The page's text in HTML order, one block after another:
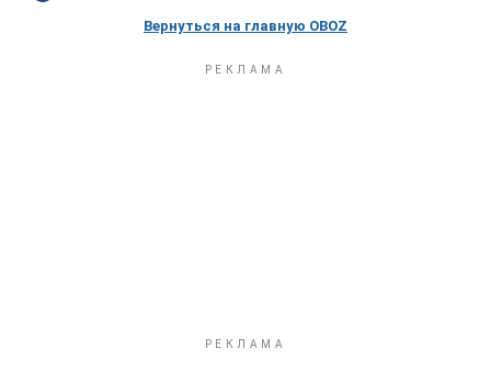
Вернуться на главную OBOZ